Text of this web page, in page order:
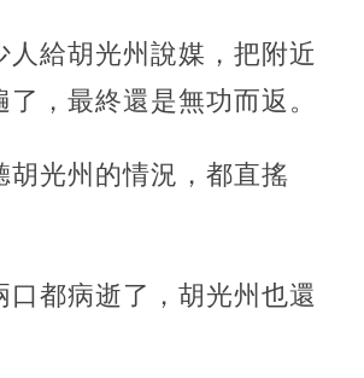
人給胡光州說媒，把附近
，最終還是無功而返。
胡光州的情況，都直搖
口都病逝了，胡光州也還